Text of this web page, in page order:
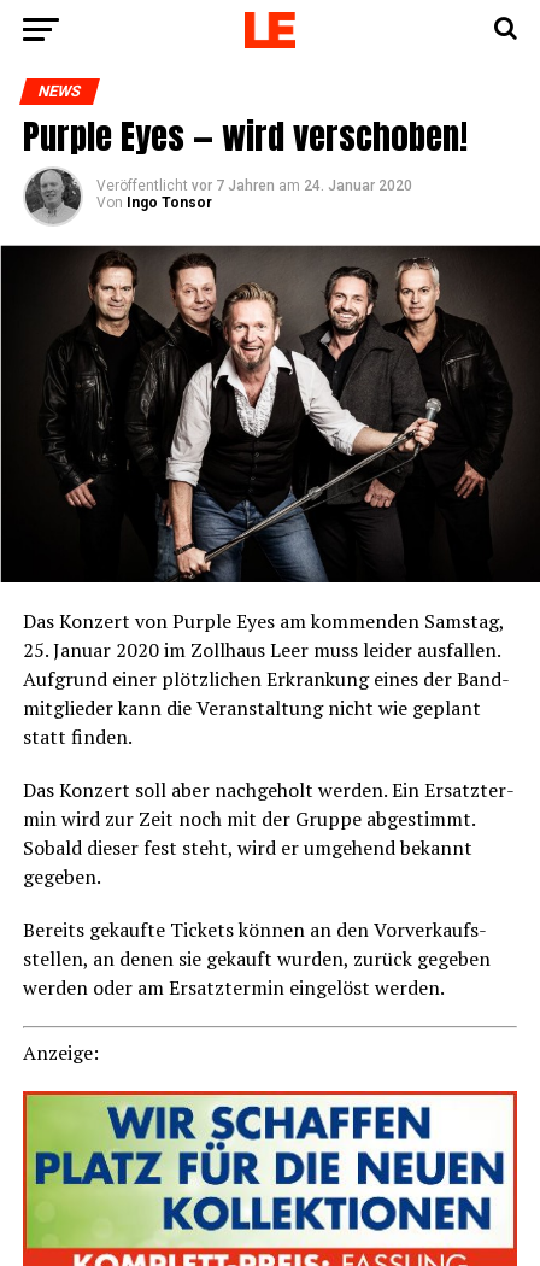
NEWS
Pur­ple Eyes — wird verschoben!
Veröffentlicht vor 7 Jahren am 24. Januar 2020
Von
Ingo Tonsor
Das Kon­zert von Pur­ple Eyes am kom­men­den Sams­tag,
25. Janu­ar 2020 im Zoll­haus Leer muss lei­der aus­fal­len.
Auf­grund einer plötz­li­chen Erkran­kung eines der Band­
mit­glie­der kann die Ver­an­stal­tung nicht wie geplant
statt finden.
Das Kon­zert soll aber nach­ge­holt wer­den. Ein Ersatz­ter­
min wird zur Zeit noch mit der Grup­pe abge­stimmt.
Sobald die­ser fest steht, wird er umge­hend bekannt
gegeben.
Bereits gekauf­te Tickets kön­nen an den Vor­ver­kaufs­
stel­len, an denen sie gekauft wur­den, zurück gege­ben
wer­den oder am Ersatz­ter­min ein­ge­löst werden.
Anzei­ge: